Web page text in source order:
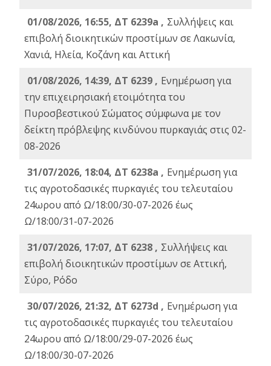
01/08/2026, 16:55, ΔΤ 6239a , Συλλήψεις και
επιβολή διοικητικών προστίμων σε Λακωνία,
Χανιά, Ηλεία, Κοζάνη και Αττική
01/08/2026, 14:39, ΔΤ 6239 , Ενημέρωση για
την επιχειρησιακή ετοιμότητα του
Πυροσβεστικού Σώματος σύμφωνα με τον
δείκτη πρόβλεψης κινδύνου πυρκαγιάς στις 02-
08-2026
31/07/2026, 18:04, ΔΤ 6238a , Ενημέρωση για
τις αγροτοδασικές πυρκαγιές του τελευταίου
24ωρου από Ω/18:00/30-07-2026 έως
Ω/18:00/31-07-2026
31/07/2026, 17:07, ΔΤ 6238 , Συλλήψεις και
επιβολή διοικητικών προστίμων σε Αττική,
Σύρο, Ρόδο
30/07/2026, 21:32, ΔΤ 6273d , Ενημέρωση για
τις αγροτοδασικές πυρκαγιές του τελευταίου
24ωρου από Ω/18:00/29-07-2026 έως
Ω/18:00/30-07-2026